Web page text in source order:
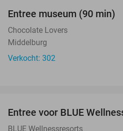
Entree museum (90 min)
Chocolate Lovers
Middelburg
Verkocht: 302
Entree voor BLUE
BLUE Wellnessresorts